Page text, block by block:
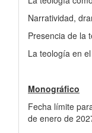
Narratividad,
Presencia de la
La teología en
Monográfico
Fecha límite
de enero de